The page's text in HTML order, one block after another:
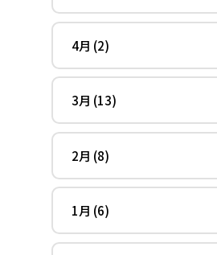
4月 (2)
3月 (13)
2月 (8)
1月 (6)